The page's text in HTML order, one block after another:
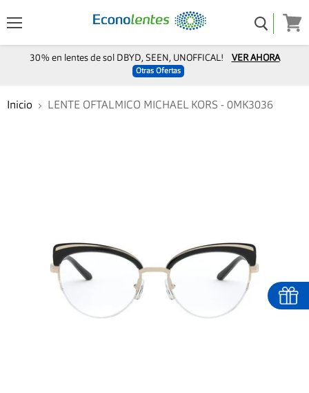
30% en lentes de sol DBYD, SEEN, UNOFFICAL! VER AHORA
Otras Ofertas
Inicio LENTE OFTALMICO MICHAEL KORS - 0MK3036